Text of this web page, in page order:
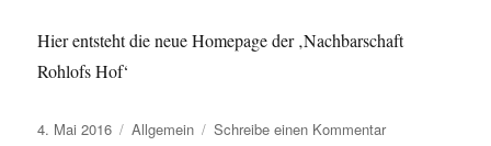
Hier entsteht die neue Homepage der ‚Nachbarschaft
Rohlofs Hof‘
Veröffentlicht
4. Mai 2016 Kategorien
Allgemein Schreibe einen Kommentarzu